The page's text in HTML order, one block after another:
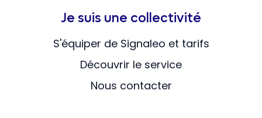
Je suis une collectivité
S'équiper de Signaleo et tarifs
Découvrir le service
Nous contacter